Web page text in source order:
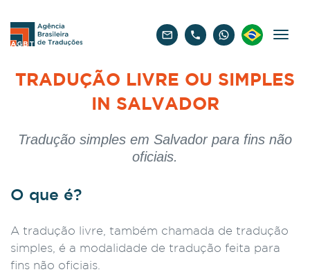
TRADUÇÃO LIVRE OU SIMPLES
IN SALVADOR
Tradução simples em Salvador para fins não
oficiais.
O que é?
A tradução livre, também chamada de tradução
simples, é a modalidade de tradução feita para
fins não oficiais.